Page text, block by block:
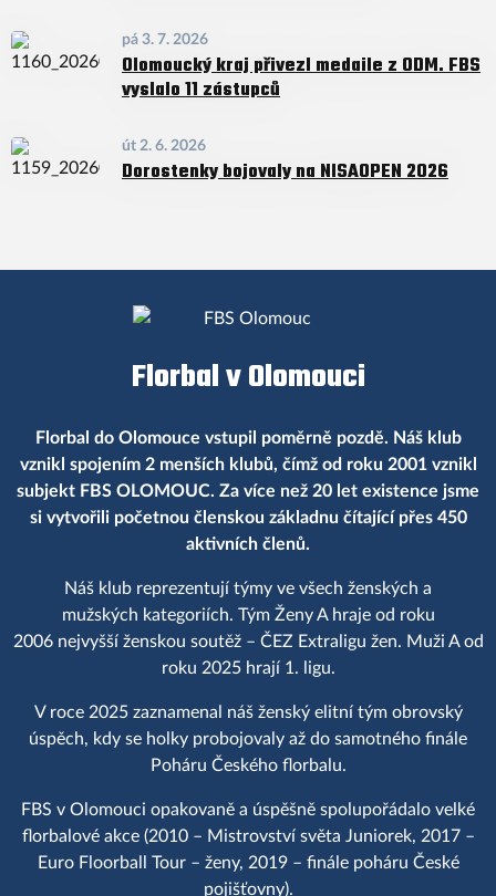
pá 3. 7. 2026
Olomoucký kraj přivezl medaile z ODM. FBS
vyslalo 11 zástupců
út 2. 6. 2026
Dorostenky bojovaly na NISAOPEN 2026
Florbal v Olomouci
Florbal do Olomouce vstupil poměrně pozdě. Náš klub
vznikl spojením 2 menších klubů, čímž od roku 2001 vznikl
subjekt FBS OLOMOUC. Za více než 20 let existence jsme
si vytvořili početnou členskou základnu čítající přes 450
aktivních členů.
Náš klub reprezentují týmy ve všech ženských a
mužských kategoriích. Tým Ženy A hraje od roku
2006 nejvyšší ženskou soutěž – ČEZ Extraligu žen. Muži A od
roku 2025 hrají 1. ligu.
V roce 2025 zaznamenal náš ženský elitní tým obrovský
úspěch, kdy se holky probojovaly až do samotného finále
Poháru Českého florbalu.
FBS v Olomouci opakovaně a úspěšně spolupořádalo velké
florbalové akce (2010 – Mistrovství světa Juniorek, 2017 –
Euro Floorball Tour – ženy, 2019 – finále poháru České
pojišťovny).